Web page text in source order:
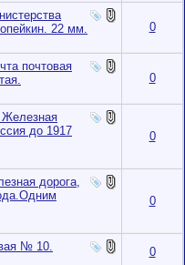
22 мм.
0
почтовая
0
Железная
до 1917
0
дорога,
0
№ 10. 0